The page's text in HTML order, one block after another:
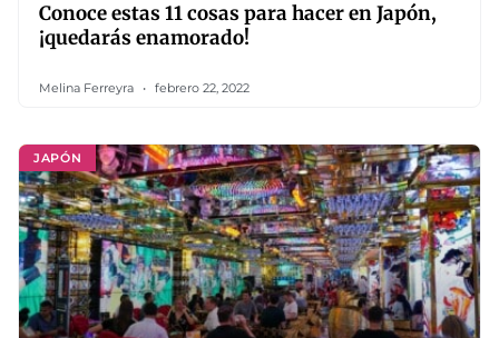
Conoce estas 11 cosas para hacer en Japón,
¡quedarás enamorado!
Melina Ferreyra febrero 22, 2022
JAPÓN